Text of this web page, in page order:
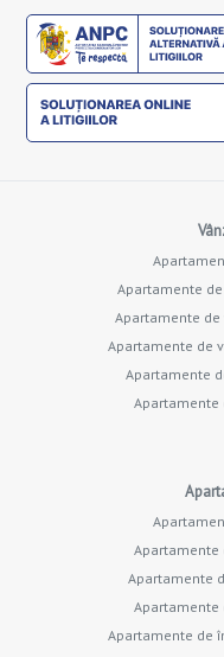
Apartamente
Apartamente de
Apartamente de
Apartamente
Apartamente
Apartamente
Apartamente
Apartamente
Apartamente de